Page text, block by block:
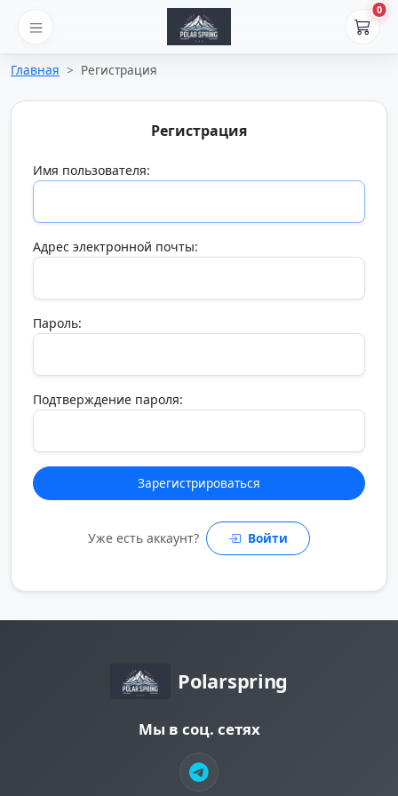
0
Главная Регистрация
Регистрация
Имя пользователя:
Адрес электронной почты:
Пароль:
Подтверждение пароля:
Зарегистрироваться
Уже есть аккаунт? Войти
Polarspring
Мы в соц. сетях